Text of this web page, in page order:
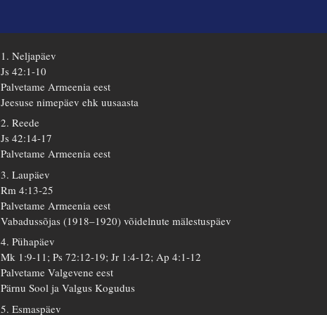
1. Neljapäev
Js 42:1-10
Palvetame Armeenia eest
Jeesuse nimepäev ehk uusaasta
2. Reede
Js 42:14-17
Palvetame Armeenia eest
3. Laupäev
Rm 4:13-25
Palvetame Armeenia eest
Vabadussõjas (1918–1920) võidelnute mälestuspäev
4. Pühapäev
Mk 1:9-11; Ps 72:12-19; Jr 1:4-12; Ap 4:1-12
Palvetame Valgevene eest
Pärnu Sool ja Valgus Kogudus
5. Esmaspäev